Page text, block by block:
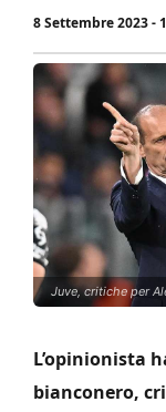
8 Settembre 2023 -
Juve, critiche per
L’opinionista
bianconero,